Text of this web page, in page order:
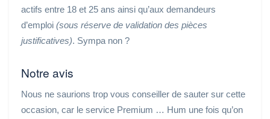
actifs entre 18 et 25 ans ainsi qu’aux demandeurs
d’emploi (sous réserve de validation des pièces
justificatives). Sympa non ?
Notre avis
Nous ne saurions trop vous conseiller de sauter sur cette
occasion, car le service Premium … Hum une fois qu’on